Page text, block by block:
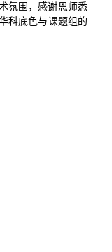
氛围，感谢恩师悉
科底色与课题组的